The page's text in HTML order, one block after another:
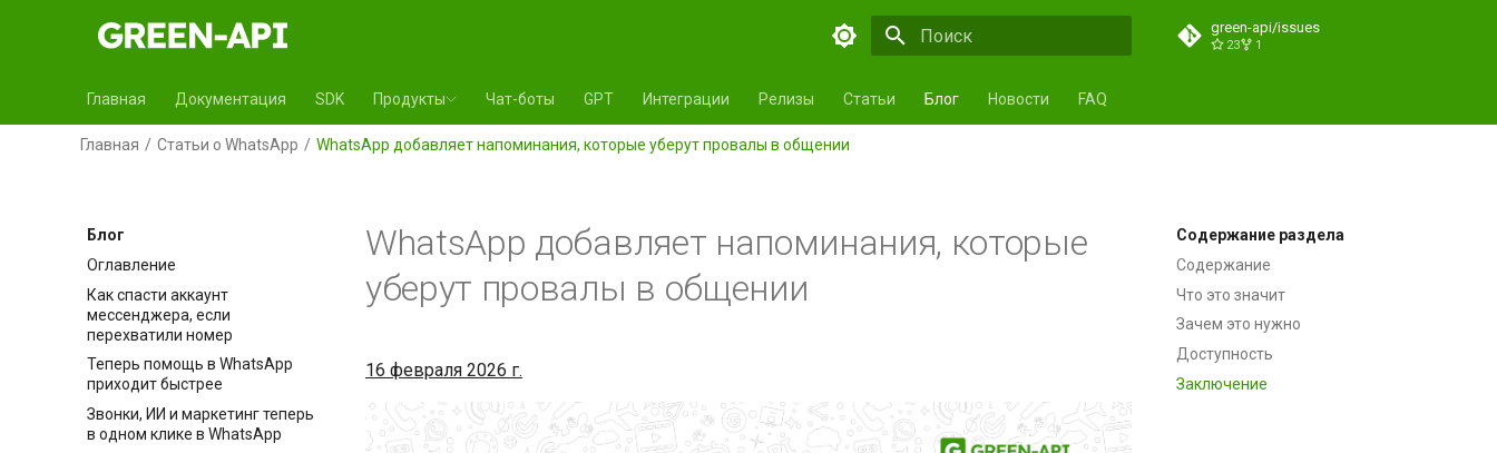
green-api/issues
23 1
Главная Документация SDK Продукты Чат-боты GPT Интеграции Релизы Статьи Блог Новости FAQ
Главная Статьи о WhatsApp WhatsApp добавляет напоминания, которые уберут провалы в общении
Блог
Оглавление
Как спасти аккаунт
мессенджера, если
перехватили номер
Теперь помощь в WhatsApp
приходит быстрее
Звонки, ИИ и маркетинг теперь
в одном клике в WhatsApp
Содержание раздела
Содержание
Что это значит
Зачем это нужно
Доступность
Заключение
WhatsApp добавляет напоминания, которые
уберут провалы в общении
16 февраля 2026 г.